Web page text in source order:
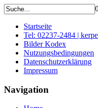
Startseite
Tel: 02237-2484 |
Bilder Kodex
Nutzungsbedingungen
Datenschutzerklärung
Impressum
Navigation